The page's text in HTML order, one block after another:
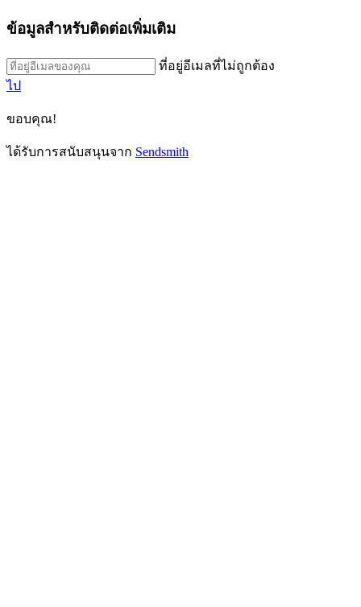
ข้อมูลสำหรับติดต่อเพิ่มเติม
ที่อยู่อีเมลที่ไม่ถูกต้อง
ไป
ขอบคุณ!
ได้รับการสนับสนุนจาก Sendsmith